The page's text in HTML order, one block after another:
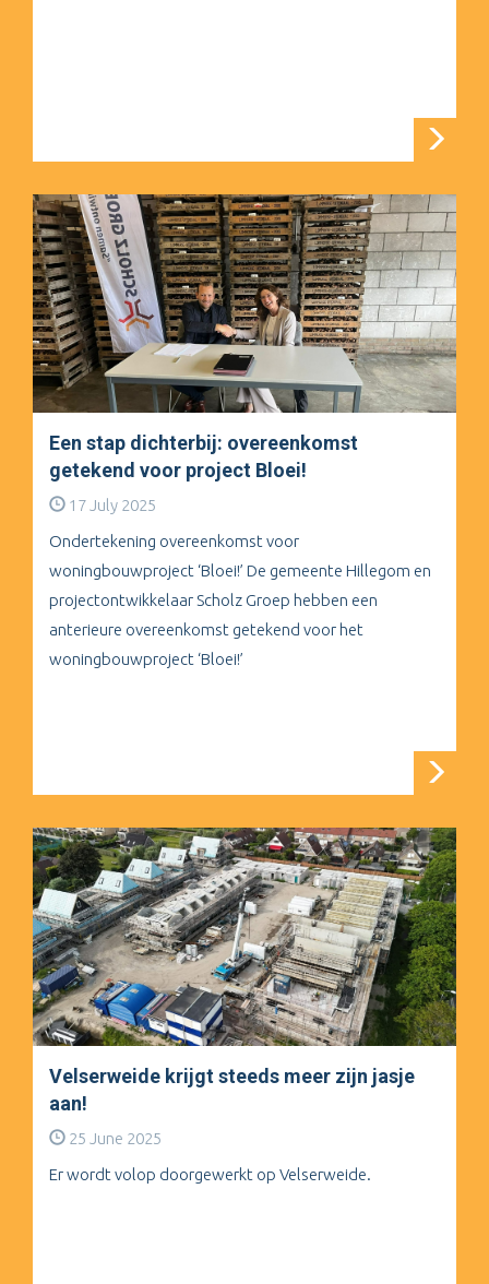
Een stap dichterbij: overeenkomst
getekend voor project Bloei!
17 July 2025
Ondertekening overeenkomst voor
woningbouwproject ‘Bloei!’ De gemeente Hillegom en
projectontwikkelaar Scholz Groep hebben een
anterieure overeenkomst getekend voor het
woningbouwproject ‘Bloei!’
Velserweide krijgt steeds meer zijn jasje
aan!
25 June 2025
Er wordt volop doorgewerkt op Velserweide.